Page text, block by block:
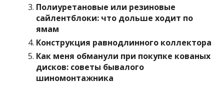
Полиуретановые или резиновые
сайлентблоки: что дольше ходит по
ямам
Конструкция равнодлинного коллектора
Как меня обманули при покупке кованых
дисков: советы бывалого
шиномонтажника